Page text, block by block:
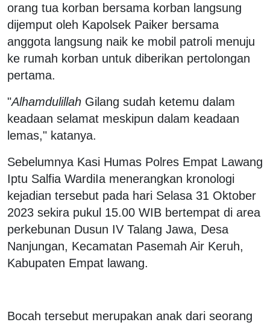
orang tua korban bersama korban langsung
dijemput oleh Kapolsek Paiker bersama
anggota langsung naik ke mobil patroli menuju
ke rumah korban untuk diberikan pertolongan
pertama.
"Alhamdulillah Gilang sudah ketemu dalam
keadaan selamat meskipun dalam keadaan
lemas," katanya.
Sebelumnya Kasi Humas Polres Empat Lawang
Iptu Salfia WardiIa menerangkan kronologi
kejadian tersebut pada hari Selasa 31 Oktober
2023 sekira pukul 15.00 WIB bertempat di area
perkebunan Dusun IV Talang Jawa, Desa
Nanjungan, Kecamatan Pasemah Air Keruh,
Kabupaten Empat lawang.
Bocah tersebut merupakan anak dari seorang